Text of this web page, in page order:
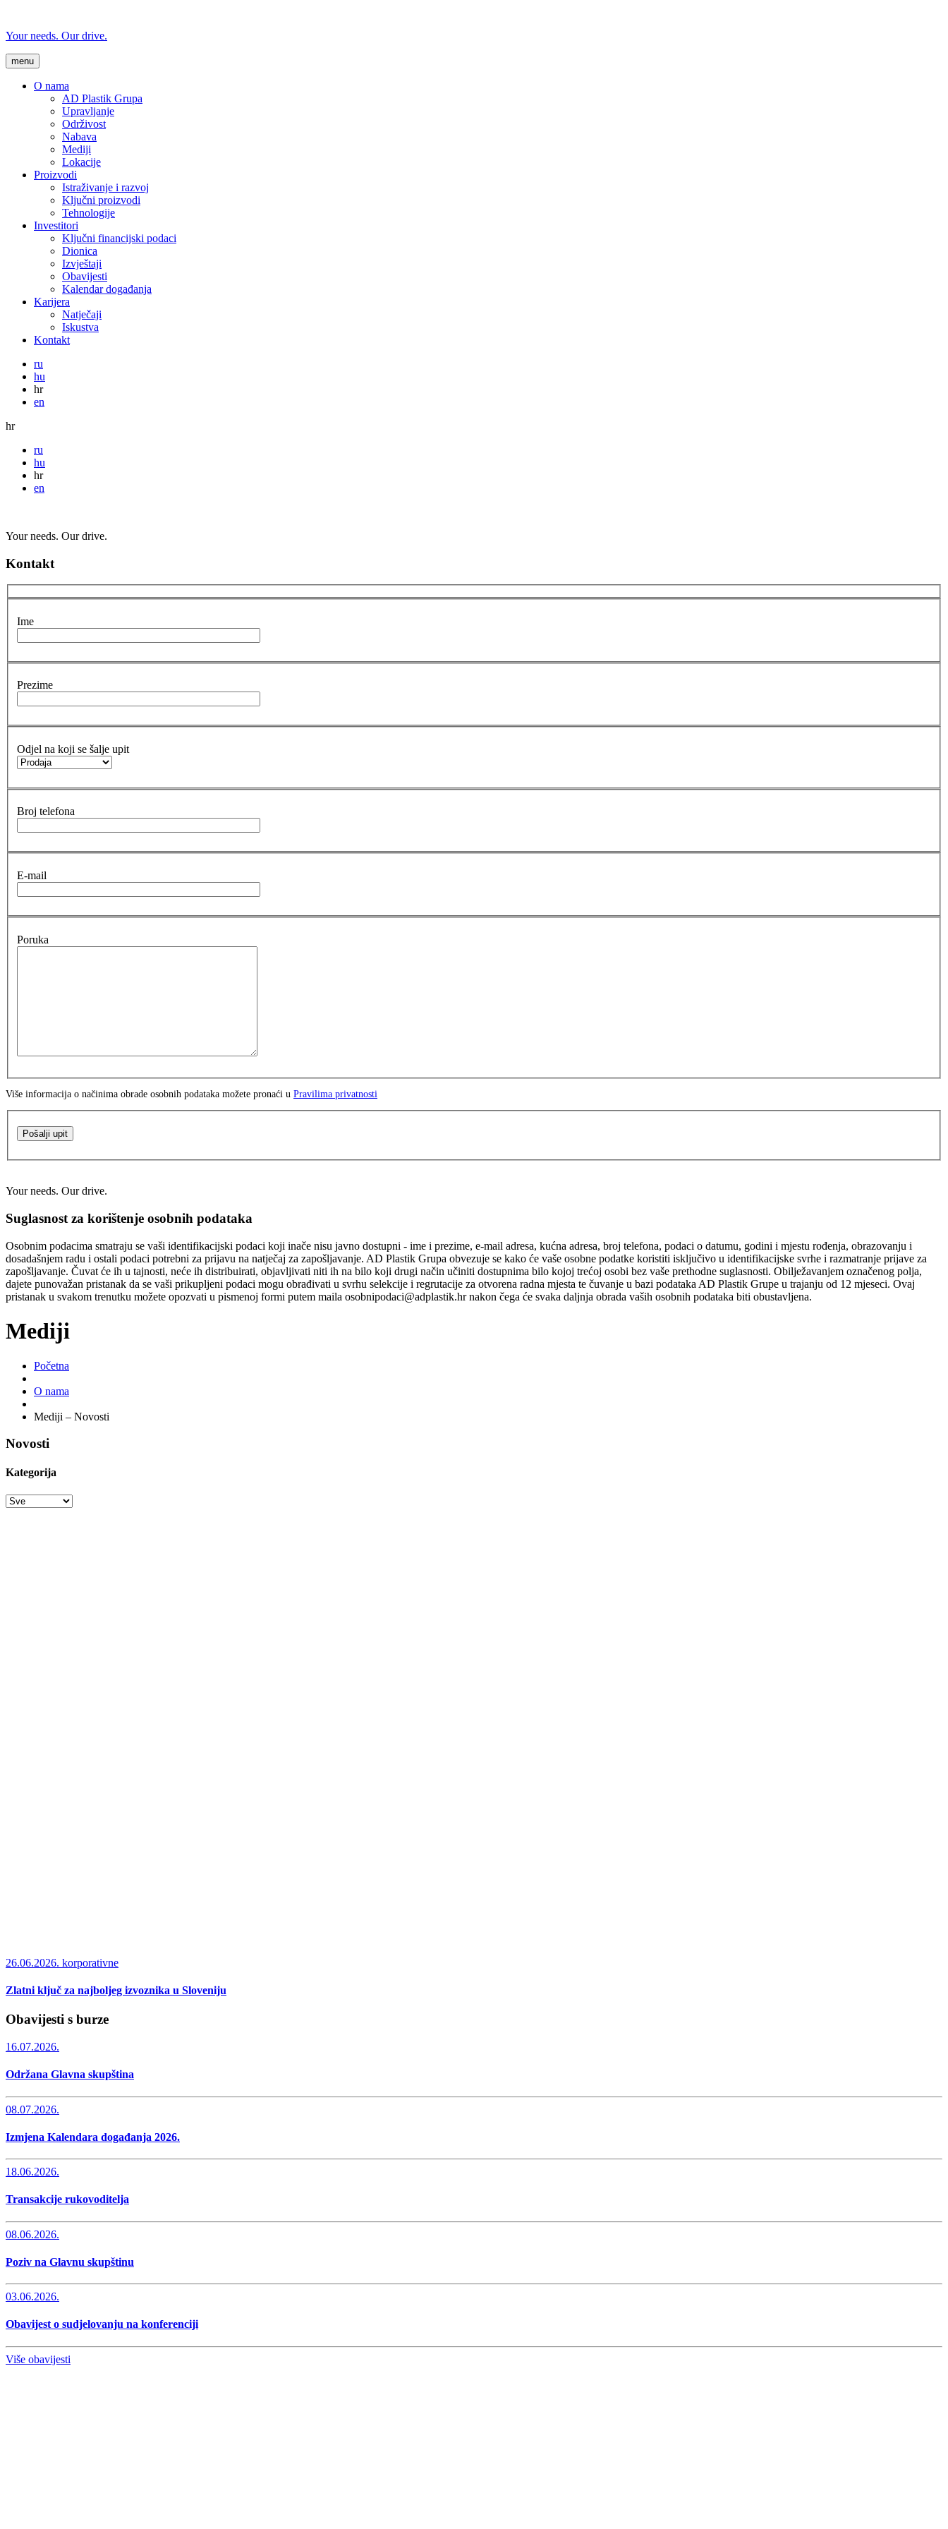
Your needs. Our drive.
menu
O nama
AD Plastik Grupa
Upravljanje
Održivost
Nabava
Mediji
Lokacije
Proizvodi
Istraživanje i razvoj
Ključni proizvodi
Tehnologije
Investitori
Ključni financijski podaci
Dionica
Izvještaji
Obavijesti
Kalendar događanja
Karijera
Natječaji
Iskustva
Kontakt
ru
hu
hr
en
hr
ru
hu
hr
en
Your needs. Our drive.
Kontakt
Ime
Prezime
Odjel na koji se šalje upit
Broj telefona
E-mail
Poruka
Više informacija o načinima obrade osobnih podataka možete pronaći u Pravilima privatnosti
Pošalji upit
Your needs. Our drive.
Suglasnost za korištenje osobnih podataka
Osobnim podacima smatraju se vaši identifikacijski podaci koji inače nisu javno dostupni - ime i prezime, e-mail adresa, kućna adresa, broj telefona, podaci o datumu, godini i mjestu rođenja, obrazovanju i
dosadašnjem radu i ostali podaci potrebni za prijavu na natječaj za zapošljavanje. AD Plastik Grupa obvezuje se kako će vaše osobne podatke koristiti isključivo u identifikacijske svrhe i razmatranje prijave za
zapošljavanje. Čuvat će ih u tajnosti, neće ih distribuirati, objavljivati niti ih na bilo koji drugi način učiniti dostupnima bilo kojoj trećoj osobi bez vaše prethodne suglasnosti. Obilježavanjem označenog polja,
dajete punovažan pristanak da se vaši prikupljeni podaci mogu obrađivati u svrhu selekcije i regrutacije za otvorena radna mjesta te čuvanje u bazi podataka AD Plastik Grupe u trajanju od 12 mjeseci. Ovaj
pristanak u svakom trenutku možete opozvati u pismenoj formi putem maila osobnipodaci@adplastik.hr nakon čega će svaka daljnja obrada vaših osobnih podataka biti obustavljena.
Mediji
Početna
O nama
Mediji – Novosti
Novosti
Kategorija
26.06.2026. korporativne
Zlatni ključ za najboljeg izvoznika u Sloveniju
Obavijesti s burze
16.07.2026.
Održana Glavna skupština
08.07.2026.
Izmjena Kalendara događanja 2026.
18.06.2026.
Transakcije rukovoditelja
08.06.2026.
Poziv na Glavnu skupštinu
03.06.2026.
Obavijest o sudjelovanju na konferenciji
Više obavijesti